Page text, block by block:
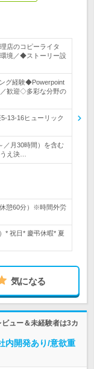
店のコピーライタ
境／◆ストーリー設
グ経験◆Powerpoint
歓迎◇多彩な分野の
13-16ヒューリック
／月30時間）を含む
え決…
憩60分）※時間外労
* 祝日* 慶弔休暇* 夏
気になる
ュー＆未経験者は3カ
内開発あり/意欲重